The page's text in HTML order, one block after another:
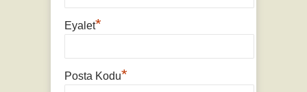
Eyalet*
Posta Kodu*